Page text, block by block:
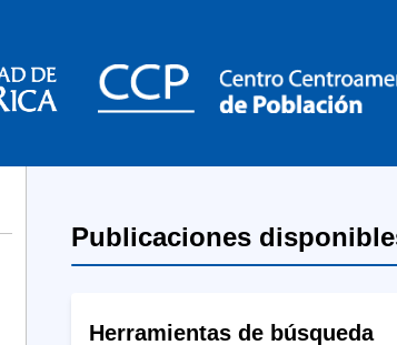
Publicaciones
Herramientas de búsqueda